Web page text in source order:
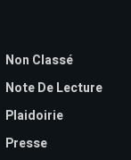
Non Classé
Note De Lecture
Plaidoirie
Presse